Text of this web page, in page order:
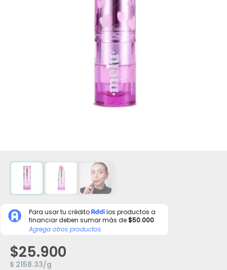
Para usar tu crédito
los productos a
financiar deben sumar más de$50.000
Agrega otros productos.
$25.900
$ 2158.33/g